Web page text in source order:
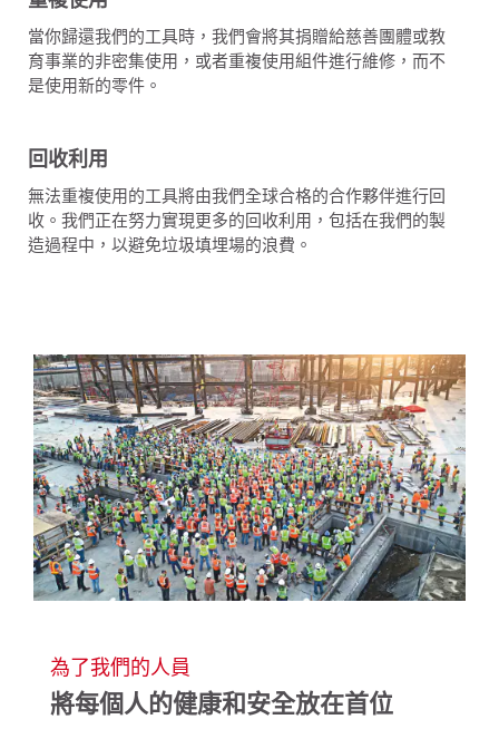
當你歸還我們的工具時，我們會將其捐贈給慈善團體或教
育事業的非密集使用，或者重複使用組件進行維修，而不
是使用新的零件。
回收利用
無法重複使用的工具將由我們全球合格的合作夥伴進行回
收。我們正在努力實現更多的回收利用，包括在我們的製
造過程中，以避免垃圾填埋場的浪費。
為了我們的人員
將每個人的健康和安全放在首位